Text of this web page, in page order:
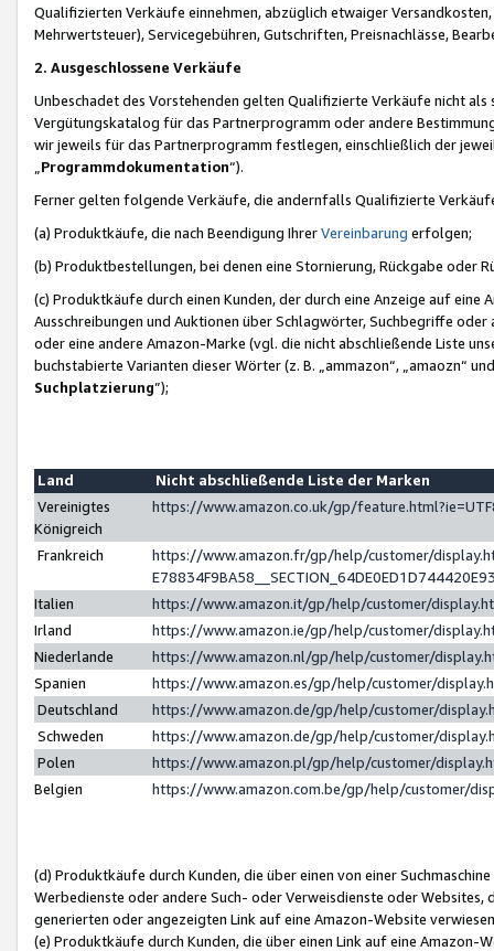
Qualifizierten Verkäufe einnehmen, abzüglich etwaiger
Mehrwertsteuer), Servicegebühren, Gutschriften, Preisnachlässe,
2. Ausgeschlossene Verkäufe
Unbeschadet des Vorstehenden gelten Qualifizierte Verkäufe nicht
Vergütungskatalog für das Partnerprogramm oder andere
wir jeweils für das Partnerprogramm festlegen, einschließlich der
Programmdokumentation“).
Ferner gelten folgende Verkäufe, die andernfalls Qualifizierte
(a) Produktkäufe, die nach Beendigung IhrerVereinbarung erfolgen;
(b) Produktbestellungen, bei denen eine Stornierung, Rückgabe oder
(c) Produktkäufe durch einen Kunden, der durch eine Anzeige auf
Ausschreibungen und Auktionen über Schlagwörter, Suchbegriffe
oder eine andere Amazon-Marke (vgl. die nicht abschließende Liste
buchstabierte Varianten dieser Wörter (z. B. „ammazon“, „amaozn“
Suchplatzierung”);
Land
Nicht abschließende Liste der Marken
Vereinigtes
Königreich
https://www.amazon.co.uk/gp/
Frankreich
https://www.amazon.fr/gp/help/customer/
Italien
https://www.amazon.it/gp/help/customer/
Irland
https://www.amazon.ie/gp/help/customer/
Niederlande
https://www.amazon.nl/gp/help/customer/
Spanien
https://www.amazon.es/gp/help/customer/
Deutschland
https://www.amazon.de/gp/help/customer/
Schweden
https://www.amazon.de/gp/help/customer/
Polen
https://www.amazon.pl/gp/help/customer/
Belgien
https://www.amazon.com.be/gp/help/customer/
(d) Produktkäufe durch Kunden, die über einen von einer
Werbedienste oder andere Such- oder Verweisdienste oder Websites,
generierten oder angezeigten Link auf eine Amazon-Website
(e) Produktkäufe durch Kunden, die über einen Link auf eine